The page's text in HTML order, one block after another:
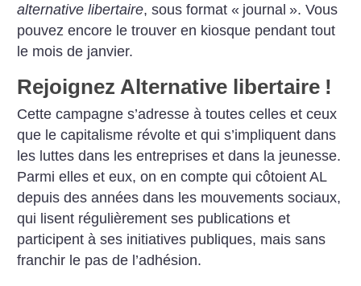
alternative libertaire, sous format « journal ». Vous
pouvez encore le trouver en kiosque pendant tout
le mois de janvier.
Rejoignez Alternative libertaire !
Cette campagne s’adresse à toutes celles et ceux
que le capitalisme révolte et qui s’impliquent dans
les luttes dans les entreprises et dans la jeunesse.
Parmi elles et eux, on en compte qui côtoient AL
depuis des années dans les mouvements sociaux,
qui lisent régulièrement ses publications et
participent à ses initiatives publiques, mais sans
franchir le pas de l’adhésion.